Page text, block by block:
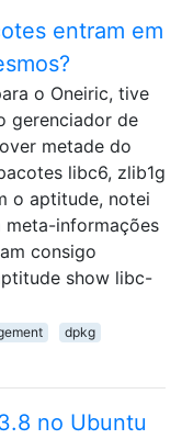
entram em
o Oneiric, tive
gerenciador de
metade do
libc6, zlib1g
o aptitude, notei
meta-informações
consigo
show libc-
dpkg
no Ubuntu